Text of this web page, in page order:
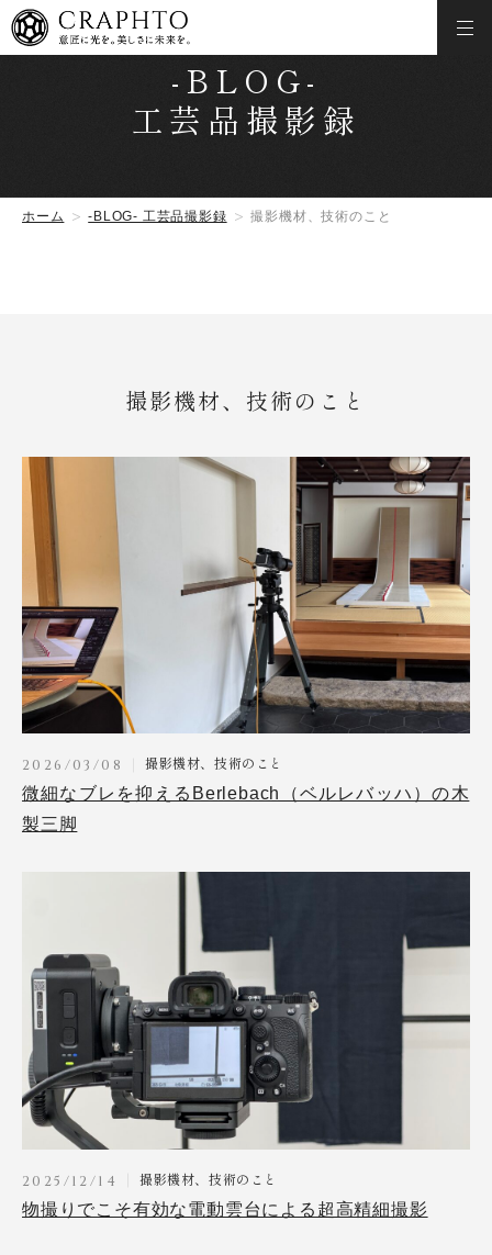
-BLOG-
工芸品撮影録
ホーム -BLOG- 工芸品撮影録 撮影機材、技術のこと
撮影機材、技術のこと
2026/03/08
撮影機材、技術のこと
微細なブレを抑えるBerlebach（ベルレバッハ）の木
製三脚
2025/12/14
撮影機材、技術のこと
物撮りでこそ有効な電動雲台による超高精細撮影